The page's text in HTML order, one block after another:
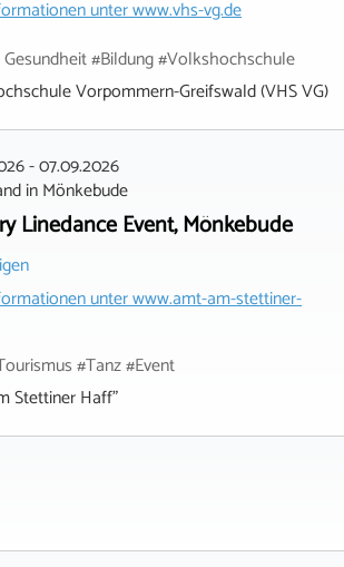
unterwww.vhs-vg.de
#Bildung #Volkshochschule
Vorpommern-Greifswald (VHS VG)
-07.09.2026
inMönkebude
Linedance Event, Mönkebude
unterwww.amt-am-stettiner-
#Tanz #Event
Stettiner Haff"